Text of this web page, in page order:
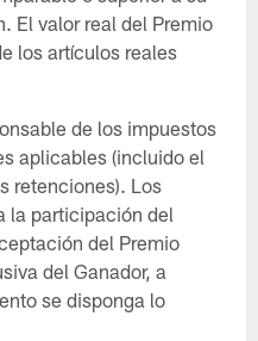
El valor real del Premio
los artículos reales
de los impuestos
aplicables (incluido el
retenciones). Los
la participación del
del Premio
del Ganador, a
se disponga lo